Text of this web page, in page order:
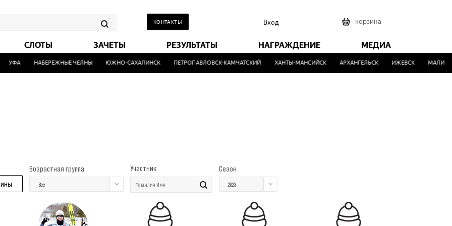
КОНТАКТЫ Вход корзина
СЛОТЫ ЗАЧЕТЫ РЕЗУЛЬТАТЫ НАГРАЖДЕНИЕ МЕДИА
УФА НАБЕРЕЖНЫЕ ЧЕЛНЫ ЮЖНО-САХАЛИНСК ПЕТРОПАВЛОВСК-КАМЧАТСКИЙ ХАНТЫ-МАНСИЙСК АРХАНГЕЛЬСК ИЖЕВСК
Возрастная группа
Все
Участник Сезон
2023